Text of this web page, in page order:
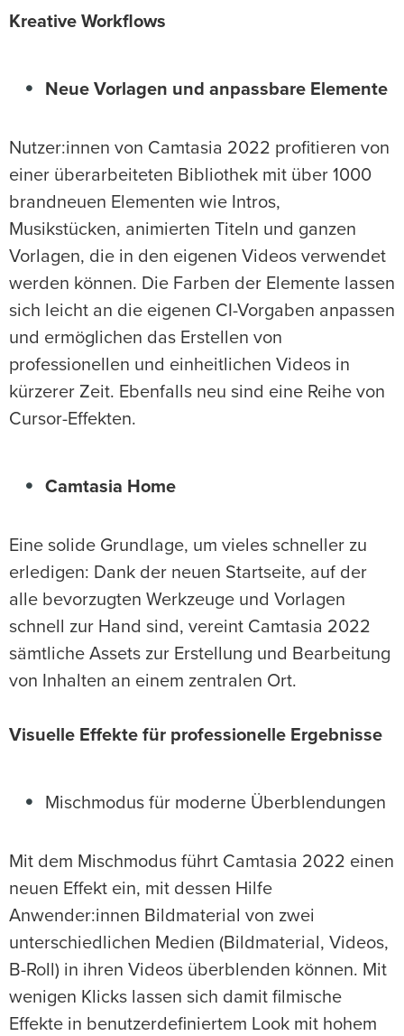
Kreative Workflows
Neue Vorlagen und anpassbare Elemente
Nutzer:innen von Camtasia 2022 profitieren von
einer überarbeiteten Bibliothek mit über 1000
brandneuen Elementen wie Intros,
Musikstücken, animierten Titeln und ganzen
Vorlagen, die in den eigenen Videos verwendet
werden können. Die Farben der Elemente lassen
sich leicht an die eigenen CI-Vorgaben anpassen
und ermöglichen das Erstellen von
professionellen und einheitlichen Videos in
kürzerer Zeit. Ebenfalls neu sind eine Reihe von
Cursor-Effekten.
Camtasia Home
Eine solide Grundlage, um vieles schneller zu
erledigen: Dank der neuen Startseite, auf der
alle bevorzugten Werkzeuge und Vorlagen
schnell zur Hand sind, vereint Camtasia 2022
sämtliche Assets zur Erstellung und Bearbeitung
von Inhalten an einem zentralen Ort.
Visuelle Effekte für professionelle Ergebnisse
Mischmodus für moderne Überblendungen
Mit dem Mischmodus führt Camtasia 2022 einen
neuen Effekt ein, mit dessen Hilfe
Anwender:innen Bildmaterial von zwei
unterschiedlichen Medien (Bildmaterial, Videos,
B-Roll) in ihren Videos überblenden können. Mit
wenigen Klicks lassen sich damit filmische
Effekte in benutzerdefiniertem Look mit hohem